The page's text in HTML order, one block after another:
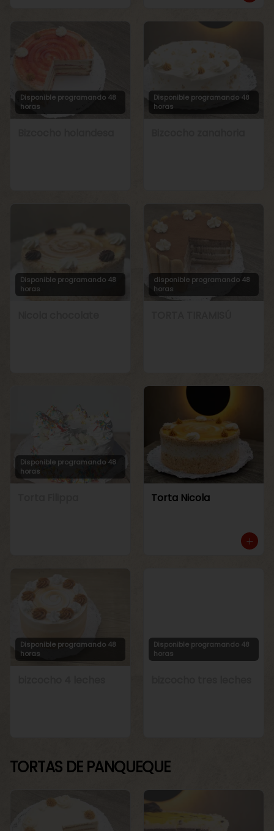
Disponible programando 48
horas
Disponible programando 48
horas
Disponible programando 48
horas
disponible programando 48
horas
Disponible programando 48
horas
Torta Nicola
Disponible programando 48
horas
Disponible programando 48
horas
TORTAS DE PANQUEQUE